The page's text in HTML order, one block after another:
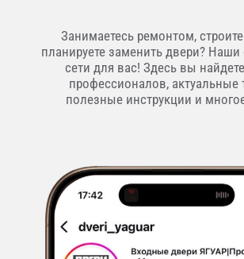
Занимаетесь ремонтом,
планируете заменить двери?
сети для вас! Здесь вы
профессионалов, актуальные
полезные инструкции и